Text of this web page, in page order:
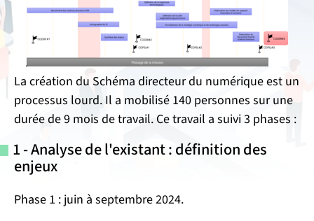
La création du Schéma directeur du numérique est un
processus lourd. Il a mobilisé 140 personnes sur une
durée de 9 mois de travail. Ce travail a suivi 3 phases :
1 - Analyse de l'existant : définition des
enjeux
Phase 1 : juin à septembre 2024.